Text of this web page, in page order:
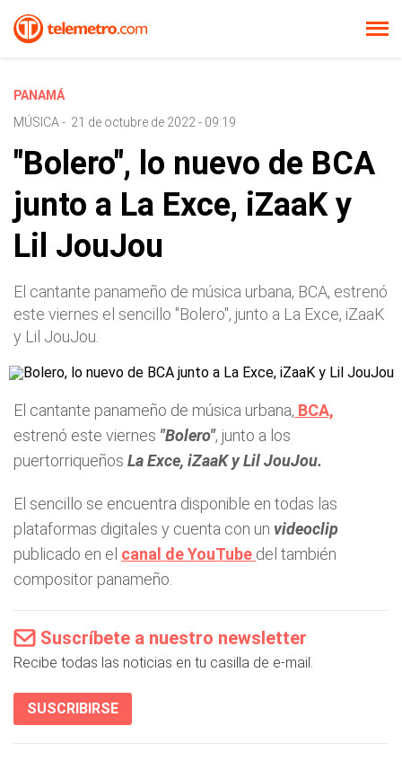
PANAMÁ
MÚSICA - 21 de octubre de 2022 - 09:19
"Bolero", lo nuevo de BCA
junto a La Exce, iZaaK y
Lil JouJou
El cantante panameño de música urbana, BCA, estrenó
este viernes el sencillo "Bolero", junto a La Exce, iZaaK
y Lil JouJou.
El cantante panameño de música urbana, BCA,
estrenó este viernes "Bolero", junto a los
puertorriqueños La Exce, iZaaK y Lil JouJou.
El sencillo se encuentra disponible en todas las
plataformas digitales y cuenta con un videoclip
publicado en el canal de YouTube del también
compositor panameño.
Suscríbete a nuestro newsletter
Recibe todas las noticias en tu casilla de e-mail.
SUSCRIBIRSE